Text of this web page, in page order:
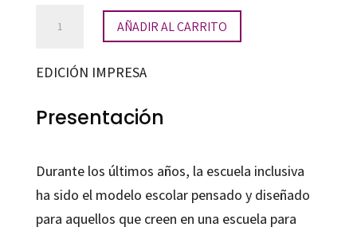
alumnos
cantidad
AÑADIR AL CARRITO
EDICIÓN IMPRESA
Presentación
Durante los últimos años, la escuela inclusiva
ha sido el modelo escolar pensado y diseñado
para aquellos que creen en una escuela para